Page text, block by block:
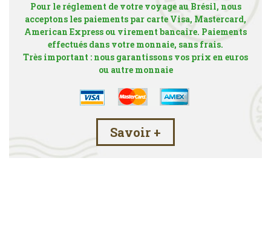
Pour le réglement de votre voyage au Brésil, nous
acceptons les paiements par carte Visa, Mastercard,
American Express ou virement bancaire. Paiements
effectués dans votre monnaie, sans frais.
Très important : nous garantissons vos prix en euros
ou autre monnaie
Savoir +